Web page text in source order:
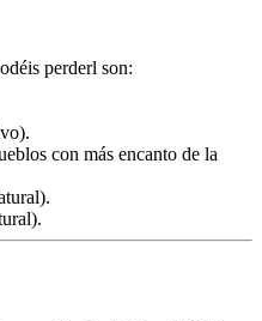
perderl son:
con más encanto de la